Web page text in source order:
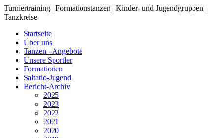
Turniertraining | Formationstanzen | Kinder- und Jugendgruppen |
Tanzkreise
Startseite
Über uns
Tanzen - Angebote
Unsere Sportler
Formationen
Saltatio-Jugend
Bericht-Archiv
2025
2023
2022
2021
2020